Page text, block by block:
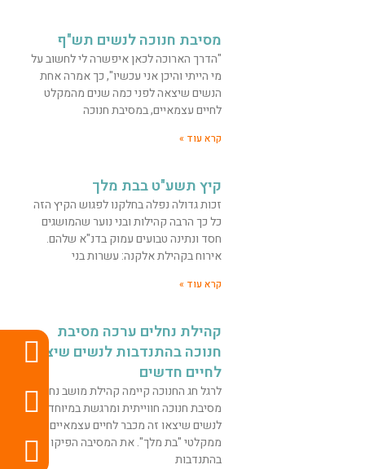
מסיבת חנוכה לנשים תש"ף
"הדרך הארוכה לכאן איפשרה לי לחשוב על
מי הייתי והיכן אני עכשיו", כך אמרה אחת
הנשים שיצאה לפני כמה שנים מהמקלט
לחיים עצמאיים, במסיבת חנוכה
קרא עוד »
קיץ תשע"ט בבת מלך
זכות גדולה נפלה בחלקנו לפגוש הקיץ הזה
כל כך הרבה קהילות ובני נוער שהמושגים
חסד ונתינה טבועים עמוק בדנ"א שלהם.
אירוח בקהילת אלקנה: עשרות בני
קרא עוד »
קהילת נחלים ערכה מסיבת
חנוכה בהתנדבות לנשים שיצאו
לחיים חדשים
לרגל חג החנוכה קיימה קהילת מושב נחלים
מסיבת חנוכה חווייתית ומרגשת במיוחד
לנשים שיצאו זה מכבר לחיים עצמאיים
ממקלטי "בת מלך". את המסיבה הפיקו
בהתנדבות